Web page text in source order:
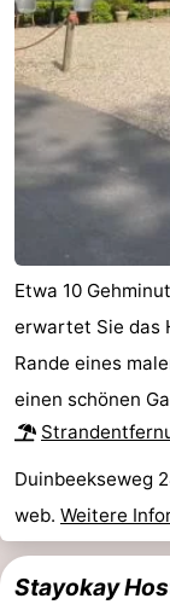
Etwa 10
erwartet Sie das
Rande eines
einen schönen
Duinbeekseweg
web. Weitere
Stayokay